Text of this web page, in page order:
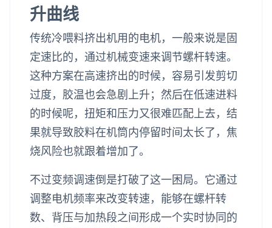
升曲线
传统冷喂料挤出机用的电机，一般来说是固
定速比的，通过机械变速来调节螺杆转速。
这种方案在高速挤出的时候，容易引发剪切
过度，胶温也会急剧上升；然后在低速进料
的时候呢，扭矩和压力又很难匹配上去，结
果就导致胶料在机筒内停留时间太长了，焦
烧风险也就跟着增加了。
不过变频调速倒是打破了这一困局。它通过
调整电机频率来改变转速，能够在螺杆转
数、背压与加热段之间形成一个实时协同的